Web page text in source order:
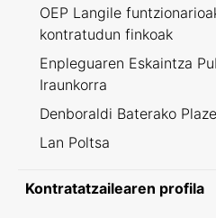
OEP Langile
kontratudun finkoak
Enpleguaren Eskaintza
Iraunkorra
Denboraldi Baterako
Lan Poltsa
Kontratatzailearen profila